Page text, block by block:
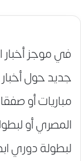
في موجز
جديد حول
مباريات أو
المصري أو
لبطولة دوري